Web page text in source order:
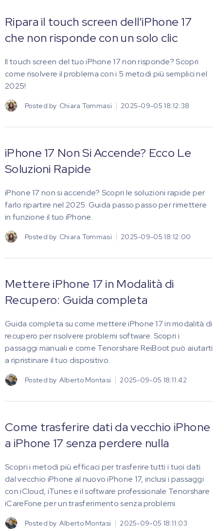
Ripara il touch screen dell'iPhone 17
che non risponde con un solo clic
Il touch screen del tuo iPhone 17 non risponde? Scopri
come risolvere il problema con i 5 metodi più semplici nel
2025!
Posted by Chiara Tommasi 2025-09-05 18:12:38
iPhone 17 Non Si Accende? Ecco Le
Soluzioni Rapide
iPhone 17 non si accende? Scopri le soluzioni rapide per
farlo ripartire nel 2025. Guida passo passo per rimettere
in funzione il tuo iPhone.
Posted by Chiara Tommasi 2025-09-05 18:12:00
Mettere iPhone 17 in Modalità di
Recupero: Guida completa
Guida completa su come mettere iPhone 17 in modalità di
recupero per risolvere problemi software. Scopri i
passaggi manuali e come Tenorshare ReiBoot può aiutarti
a ripristinare il tuo dispositivo.
Posted by Alberto Montasi 2025-09-05 18:11:42
Come trasferire dati da vecchio iPhone
a iPhone 17 senza perdere nulla
Scopri i metodi più efficaci per trasferire tutti i tuoi dati
dal vecchio iPhone al nuovo iPhone 17, inclusi i passaggi
con iCloud, iTunes e il software professionale Tenorshare
iCareFone per un trasferimento senza problemi.
Posted by Alberto Montasi 2025-09-05 18:11:03